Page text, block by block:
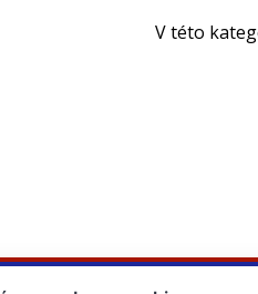
V této